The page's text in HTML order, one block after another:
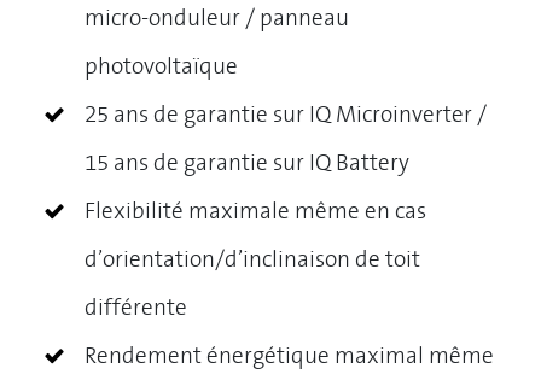
micro-onduleur / panneau
photovoltaïque
25 ans de garantie sur IQ Microinverter /
15 ans de garantie sur IQ Battery
Flexibilité maximale même en cas
d’orientation/d’inclinaison de toit
différente
Rendement énergétique maximal même